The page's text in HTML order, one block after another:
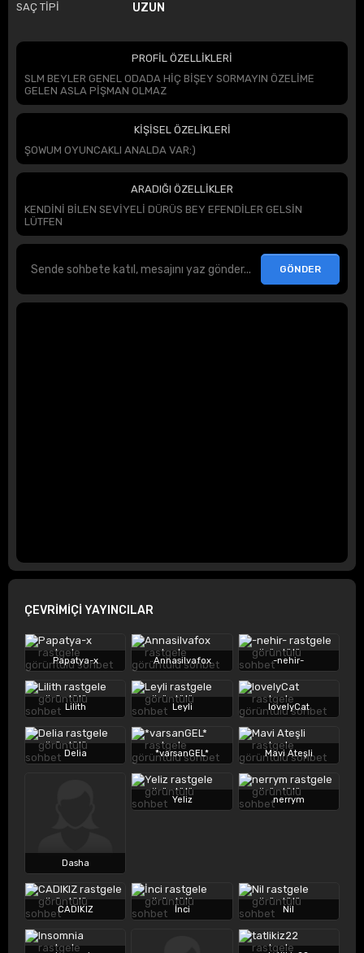
SAÇ TİPİ UZUN
PROFİL ÖZELLİKLERİ
SLM BEYLER GENEL ODADA HİÇ BİŞEY SORMAYIN ÖZELİME
GELEN ASLA PİŞMAN OLMAZ
KİŞİSEL ÖZELİKLERİ
ŞOWUM OYUNCAKLI ANALDA VAR:)
ARADIĞI ÖZELLİKLER
KENDİNİ BİLEN SEVİYELİ DÜRÜS BEY EFENDİLER GELSİN
LÜTFEN
ÇEVRİMİÇİ YAYINCILAR
Papatya-x Annasilvafox -nehir-
Lilith Leyli lovelyCat
Delia *varsanGEL* Mavi Ateşli
Dasha
Yeliz nerrym
CADIKIZ İnci Nil